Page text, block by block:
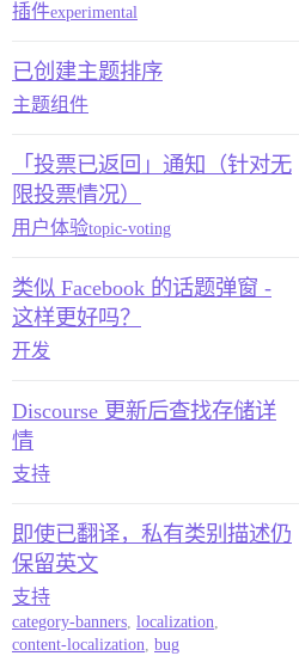
插件experimental
已创建主题排序
主题组件
「投票已返回」通知（针对无
限投票情况）
用户体验topic-voting
类似 Facebook 的话题弹窗 -
这样更好吗？
开发
Discourse 更新后查找存储详
情
支持
即使已翻译，私有类别描述仍
保留英文
支持
category-banners, localization,
content-localization, bug